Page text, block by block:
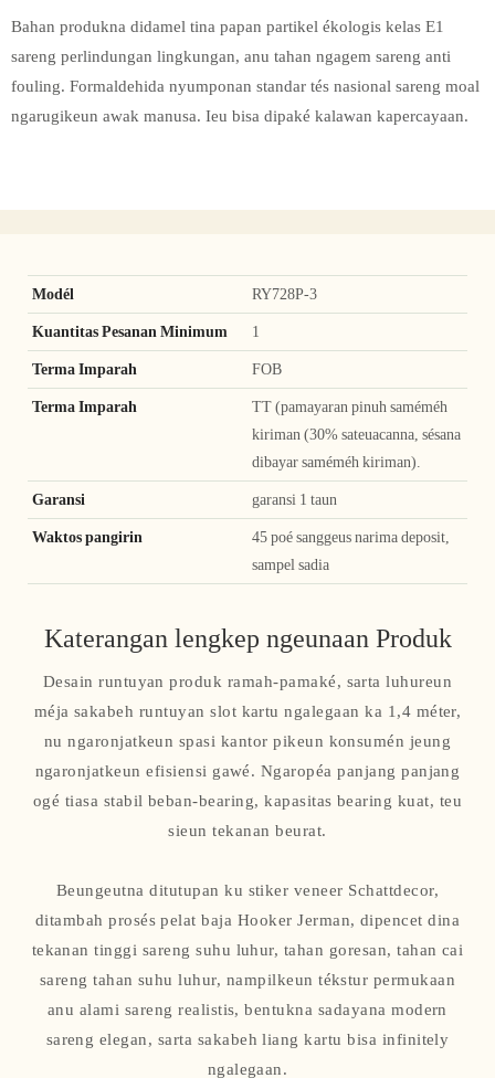
Bahan produkna didamel tina papan partikel ékologis kelas E1
sareng perlindungan lingkungan, anu tahan ngagem sareng anti
fouling. Formaldehida nyumponan standar tés nasional sareng moal
ngarugikeun awak manusa. Ieu bisa dipaké kalawan kapercayaan.
Modél RY728P-3
Kuantitas Pesanan Minimum 1
Terma Imparah FOB
Terma Imparah
TT (pamayaran pinuh saméméh
kiriman (30% sateuacanna, sésana
dibayar saméméh kiriman).
Garansi garansi 1 taun
Waktos pangirin
45 poé sanggeus narima deposit,
sampel sadia
Katerangan lengkep ngeunaan Produk
Desain runtuyan produk ramah-pamaké, sarta luhureun
méja sakabeh runtuyan slot kartu ngalegaan ka 1,4 méter,
nu ngaronjatkeun spasi kantor pikeun konsumén jeung
ngaronjatkeun efisiensi gawé. Ngaropéa panjang panjang
ogé tiasa stabil beban-bearing, kapasitas bearing kuat, teu
sieun tekanan beurat.
Beungeutna ditutupan ku stiker veneer Schattdecor,
ditambah prosés pelat baja Hooker Jerman, dipencet dina
tekanan tinggi sareng suhu luhur, tahan goresan, tahan cai
sareng tahan suhu luhur, nampilkeun tékstur permukaan
anu alami sareng realistis, bentukna sadayana modern
sareng elegan, sarta sakabeh liang kartu bisa infinitely
ngalegaan.